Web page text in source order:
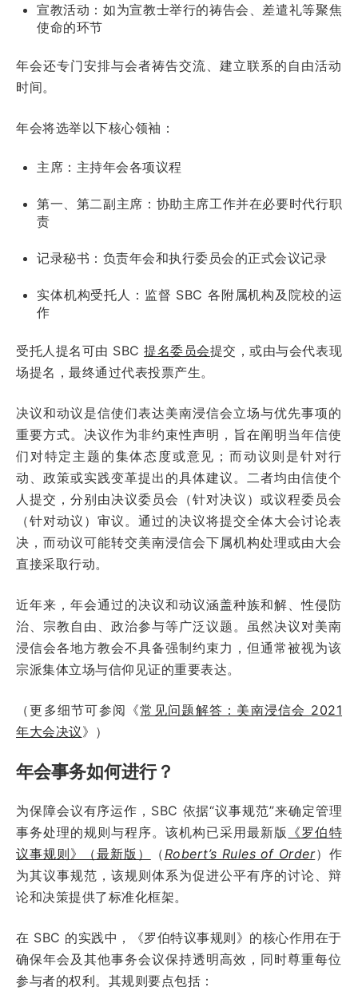
宣教活动：如为宣教士举行的祷告会、差遣礼等聚焦
使命的环节
年会还专门安排与会者祷告交流、建立联系的自由活动
时间。
年会将选举以下核心领袖：
主席：主持年会各项议程
第一、第二副主席：协助主席工作并在必要时代行职
责
记录秘书：负责年会和执行委员会的正式会议记录
实体机构受托人：监督 SBC 各附属机构及院校的运
作
受托人提名可由 SBC提名委员会提交，或由与会代表现
场提名，最终通过代表投票产生。
决议和动议是信使们表达美南浸信会立场与优先事项的
重要方式。决议作为非约束性声明，旨在阐明当年信使
们对特定主题的集体态度或意见；而动议则是针对行
动、政策或实践变革提出的具体建议。二者均由信使个
人提交，分别由决议委员会（针对决议）或议程委员会
（针对动议）审议。通过的决议将提交全体大会讨论表
决，而动议可能转交美南浸信会下属机构处理或由大会
直接采取行动。
近年来，年会通过的决议和动议涵盖种族和解、性侵防
治、宗教自由、政治参与等广泛议题。虽然决议对美南
浸信会各地方教会不具备强制约束力，但通常被视为该
宗派集体立场与信仰见证的重要表达。
（更多细节可参阅《常见问题解答：美南浸信会 2021
年大会决议》）
年会事务如何进行？
为保障会议有序运作，SBC 依据“议事规范”来确定管理
事务处理的规则与程序。该机构已采用最新版 《罗伯特
议事规则》（最新版）
（ Robert’s Rules of Order）作
为其议事规范，该规则体系为促进公平有序的讨论、辩
论和决策提供了标准化框架。
在 SBC 的实践中，《罗伯特议事规则》的核心作用在于
确保年会及其他事务会议保持透明高效，同时尊重每位
参与者的权利。其规则要点包括：